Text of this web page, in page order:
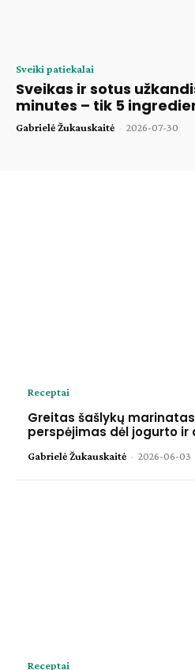
Sveiki patiekalai
Sveikas ir sotus
minutes – tik 5
Gabrielė Žukauskaitė - 2026-07-30
Receptai
Greitas šašlykų
perspėjimas dėl jogurto ir
Gabrielė Žukauskaitė - 2026-06-03
Receptai